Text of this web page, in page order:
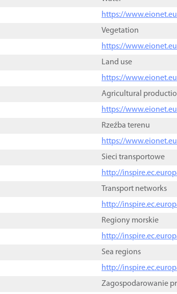
https://
Vegetation
https://
Land use
https://
Agricultural
https://
Rzeźba terenu
https://
Sieci transportowe
http://
Transport networks
http://
Regiony morskie
http://
Sea regions
http://
Zagospodarowanie